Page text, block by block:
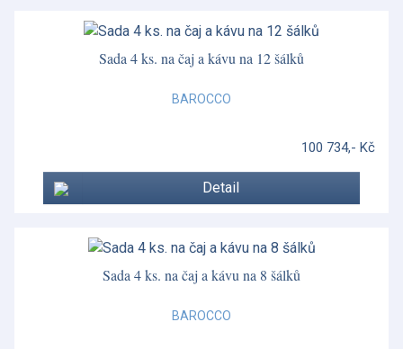
Sada 4 ks. na čaj a kávu na 12 šálků
BAROCCO
100 734,- Kč
Detail
Sada 4 ks. na čaj a kávu na 8 šálků
BAROCCO